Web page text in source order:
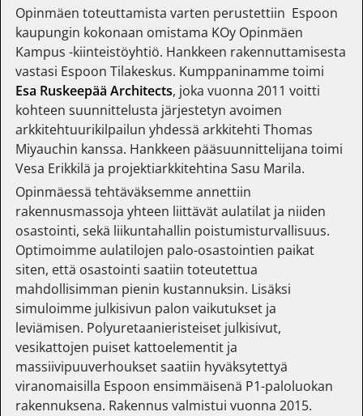
Opinmäen toteuttamista varten perustettiin Espoon
kaupungin kokonaan omistama KOy Opinmäen
Kampus -kiinteistöyhtiö. Hankkeen rakennuttamisesta
vastasi Espoon Tilakeskus. Kumppaninamme toimi
Esa Ruskeepää Architects, joka vuonna 2011 voitti
kohteen suunnittelusta järjestetyn avoimen
arkkitehtuurikilpailun yhdessä arkkitehti Thomas
Miyauchin kanssa. Hankkeen pääsuunnittelijana toimi
Vesa Erikkilä ja projektiarkkitehtina Sasu Marila.
Opinmäessä tehtäväksemme annettiin
rakennusmassoja yhteen liittävät aulatilat ja niiden
osastointi, sekä liikuntahallin poistumisturvallisuus.
Optimoimme aulatilojen palo-osastointien paikat
siten, että osastointi saatiin toteutettua
mahdollisimman pienin kustannuksin. Lisäksi
simuloimme julkisivun palon vaikutukset ja
leviämisen. Polyuretaanieristeiset julkisivut,
vesikattojen puiset kattoelementit ja
massiivipuuverhoukset saatiin hyväksytettyä
viranomaisilla Espoon ensimmäisenä P1-paloluokan
rakennuksena. Rakennus valmistui vuonna 2015.